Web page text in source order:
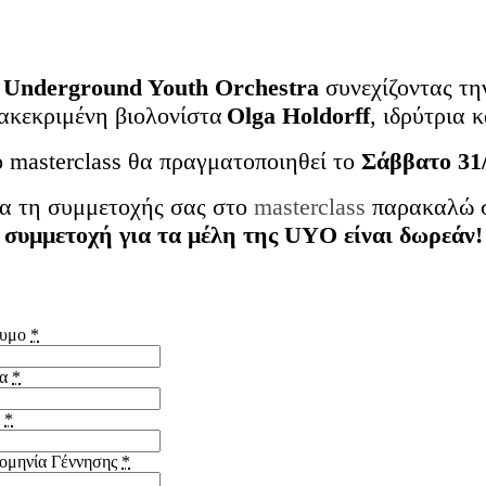
Underground Youth Orchestra συνεχίζοντας
βιολονίστα Olga Holdorff,ιδρύτρια
masterclass θα πραγματοποιηθεί τοΣάββατο
τη συμμετοχής σας στοmasterclass παρακαλώ
για τα μέλη της UYO είναι δωρεάν!
*
*
*
Γέννησης *